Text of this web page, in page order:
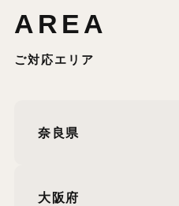
AREA
ご対応エリア
奈良県
大阪府